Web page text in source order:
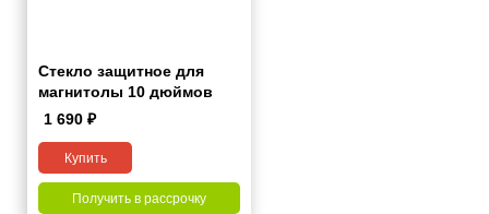
Стекло защитное для
магнитолы 10 дюймов
1 690 ₽
Купить
Получить в рассрочку